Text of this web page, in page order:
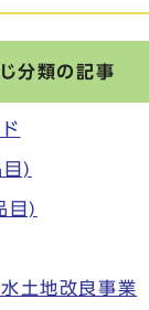
分類の記事
)
目)
土地改良事業